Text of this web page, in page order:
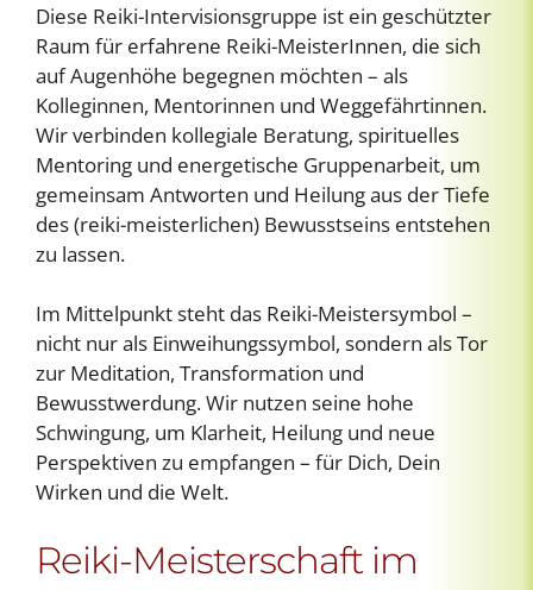
Diese Reiki-Intervisionsgruppe ist ein geschützter
Raum für erfahrene Reiki-MeisterInnen, die sich
auf Augenhöhe begegnen möchten – als
Kolleginnen, Mentorinnen und Weggefährtinnen.
Wir verbinden kollegiale Beratung, spirituelles
Mentoring und energetische Gruppenarbeit, um
gemeinsam Antworten und Heilung aus der Tiefe
des (reiki-meisterlichen) Bewusstseins entstehen
zu lassen.
Im Mittelpunkt steht das Reiki-Meistersymbol –
nicht nur als Einweihungssymbol, sondern als Tor
zur Meditation, Transformation und
Bewusstwerdung. Wir nutzen seine hohe
Schwingung, um Klarheit, Heilung und neue
Perspektiven zu empfangen – für Dich, Dein
Wirken und die Welt.
Reiki-Meisterschaft im